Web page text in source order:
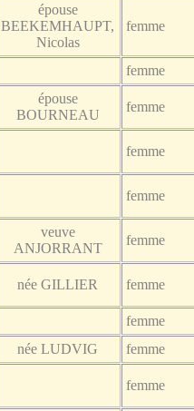
épouse
BEEKEMHAUPT,
Nicolas
femme
femme
épouse
BOURNEAU
femme
femme
femme
veuve
ANJORRANT
femme
née GILLIER femme
femme
née LUDVIG femme
femme